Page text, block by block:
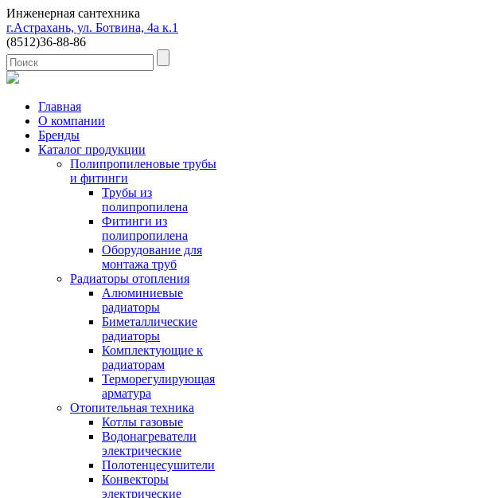
Инженерная сантехника
г.Астрахань, ул. Ботвина, 4а к.1
(8512)36-88-86
Главная
О компании
Бренды
Каталог продукции
Полипропиленовые трубы
и фитинги
Трубы из
полипропилена
Фитинги из
полипропилена
Оборудование для
монтажа труб
Радиаторы отопления
Алюминиевые
радиаторы
Биметаллические
радиаторы
Комплектующие к
радиаторам
Терморегулирующая
арматура
Отопительная техника
Котлы газовые
Водонагреватели
электрические
Полотенцесушители
Конвекторы
электрические